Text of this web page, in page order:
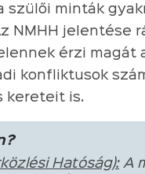
minták
NMHH jelentése
érzi magát
konfliktusok
kereteit is.
Hatóság):A